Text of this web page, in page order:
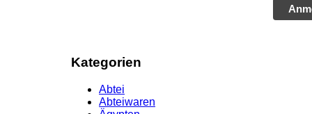
Kategorien
Abtei
Abteiwaren